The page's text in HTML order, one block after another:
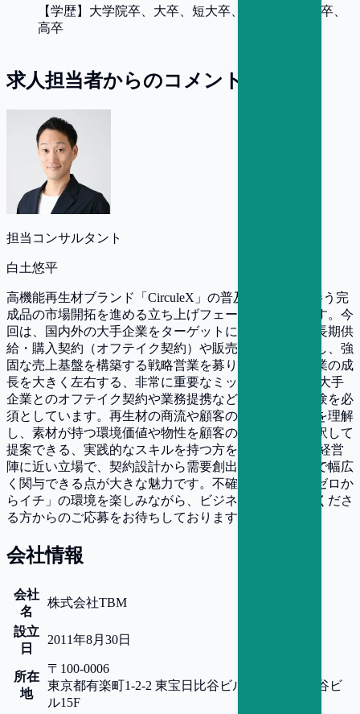
【学歴】 大学院卒、大卒、短大卒、専門卒、高専卒、
高卒
求人担当者からのコメント
担当コンサルタント
白土悠平
高機能再生材ブランド「CirculeX」の普及と、それに伴う完
成品の市場開拓を進める立ち上げフェーズでの募集です。今
回は、国内外の大手企業をターゲットに、中長期的な長期供
給・購入契約（オフテイク契約）や販売提携を創り出し、強
固な売上基盤を構築する戦略営業を募ります。新規事業の成
長を大きく左右する、非常に重要なミッションです。 大手
企業とのオフテイク契約や業務提携などの契約交渉経験を必
須としています。再生材の商流や顧客の決裁プロセスを理解
し、素材が持つ環境価値や物性を顧客の現場課題に翻訳して
提案できる、実践的なスキルを持つ方を歓迎します。 経営
陣に近い立場で、契約設計から需要創出、事業戦略まで幅広
く関与できる点が大きな魅力です。不確実性の高い「ゼロか
らイチ」の環境を楽しみながら、ビジネスを動かしてくださ
る方からのご応募をお待ちしております。
会社情報
会社
名
株式会社TBM
設立
日
2011年8月30日
所在
地
〒100-0006
東京都有楽町1-2-2 東宝日比谷ビル15F
東宝日比谷ビ
ル15F